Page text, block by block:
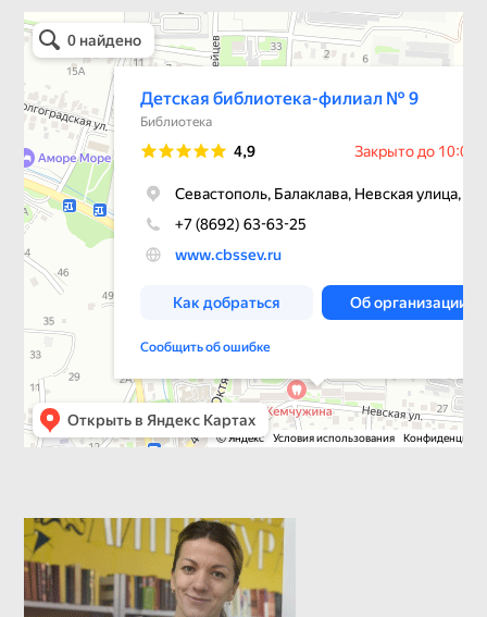
Детская библиотека-филиал № 9
Библиотека в Севастополе